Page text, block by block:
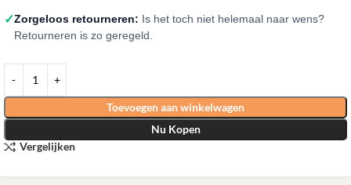
✓Zorgeloos retourneren: Is het toch niet helemaal naar wens?
Retourneren is zo geregeld.
Toevoegen aan winkelwagen
Nu Kopen
Vergelijken